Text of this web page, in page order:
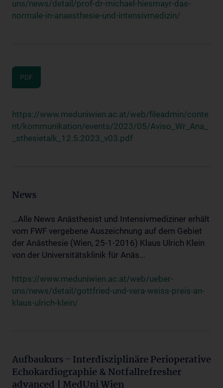
uns/news/detail/prof-dr-michael-hiesmayr-das-
normale-in-anaesthesie-und-intensivmedizin/
PDF
https://www.meduniwien.ac.at/web/fileadmin/conte
nt/kommunikation/events/2023/05/Aviso_Wr_Ana_
_sthesietalk_12.5.2023_v03.pdf
News
...Alle News Anästhesist und Intensivmediziner erhält
vom FWF vergebene Auszeichnung auf dem Gebiet
der Anästhesie (Wien, 25-1-2016) Klaus Ulrich Klein
von der Universitätsklinik für Anäs...
https://www.meduniwien.ac.at/web/ueber-
uns/news/detail/gottfried-und-vera-weiss-preis-an-
klaus-ulrich-klein/
Aufbaukurs - Interdisziplinäre Perioperative
Echokardiographie & Notfallrefresher
advanced | MedUni Wien